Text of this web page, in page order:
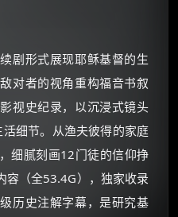
剧形式展现耶稣基督的生
对者的视角重构福音书叙
视史纪录，以沉浸式镜头
细节。从渔夫彼得的家庭
细腻刻画12门徒的信仰挣
容（全53.4G），独家收录
历史注解字幕，是研究基